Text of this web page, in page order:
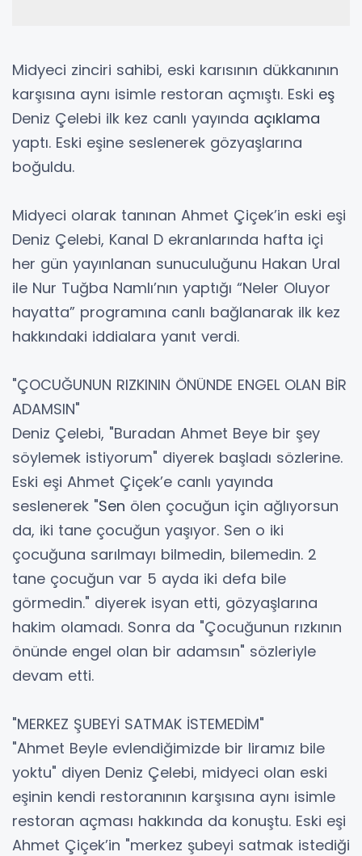
Midyeci zinciri sahibi, eski karısının dükkanının
karşısına aynı isimle restoran açmıştı. Eski eş
Deniz Çelebi ilk kez canlı yayında açıklama
yaptı. Eski eşine seslenerek gözyaşlarına
boğuldu.
Midyeci olarak tanınan Ahmet Çiçek’in eski eşi
Deniz Çelebi, Kanal D ekranlarında hafta içi
her gün yayınlanan sunuculuğunu Hakan Ural
ile Nur Tuğba Namlı’nın yaptığı “Neler Oluyor
hayatta” programına canlı bağlanarak ilk kez
hakkındaki iddialara yanıt verdi.
"ÇOCUĞUNUN RIZKININ ÖNÜNDE ENGEL OLAN BİR
ADAMSIN"
Deniz Çelebi, "Buradan Ahmet Beye bir şey
söylemek istiyorum" diyerek başladı sözlerine.
Eski eşi Ahmet Çiçek’e canlı yayında
seslenerek "Sen ölen çocuğun için ağlıyorsun
da, iki tane çocuğun yaşıyor. Sen o iki
çocuğuna sarılmayı bilmedin, bilemedin. 2
tane çocuğun var 5 ayda iki defa bile
görmedin." diyerek isyan etti, gözyaşlarına
hakim olamadı. Sonra da "Çocuğunun rızkının
önünde engel olan bir adamsın" sözleriyle
devam etti.
"MERKEZ ŞUBEYİ SATMAK İSTEMEDİM"
"Ahmet Beyle evlendiğimizde bir liramız bile
yoktu" diyen Deniz Çelebi, midyeci olan eski
eşinin kendi restoranının karşısına aynı isimle
restoran açması hakkında da konuştu. Eski eşi
Ahmet Çiçek’in "merkez şubeyi satmak istediği